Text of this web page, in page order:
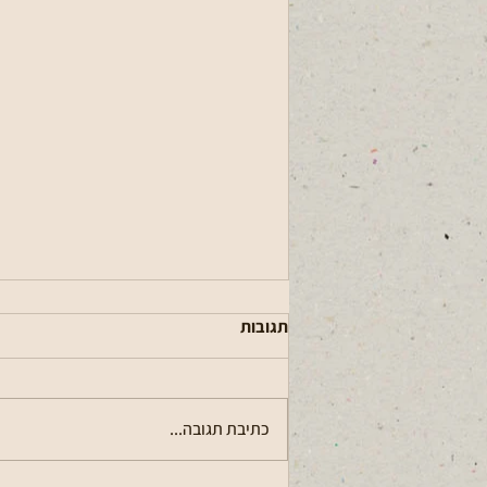
עדכון בנושא יתושות
תגובות
כתיבת תגובה...